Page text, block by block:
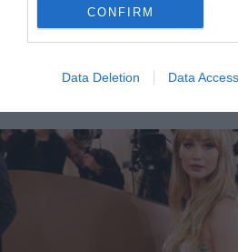
CONFIRM
Data Deletion Data Access
H Margot Robbie συνδύασε